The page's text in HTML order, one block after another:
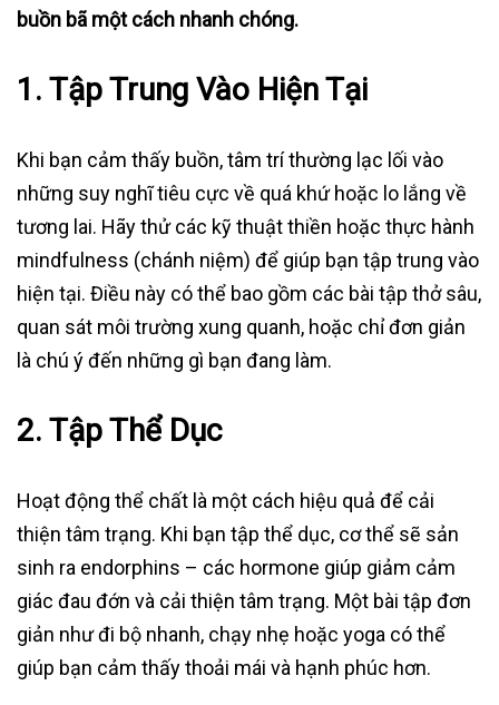
buồn bã một cách nhanh chóng.
1. Tập Trung Vào Hiện Tại
Khi bạn cảm thấy buồn, tâm trí thường lạc lối vào
những suy nghĩ tiêu cực về quá khứ hoặc lo lắng về
tương lai. Hãy thử các kỹ thuật thiền hoặc thực hành
mindfulness (chánh niệm) để giúp bạn tập trung vào
hiện tại. Điều này có thể bao gồm các bài tập thở sâu,
quan sát môi trường xung quanh, hoặc chỉ đơn giản
là chú ý đến những gì bạn đang làm.
2. Tập Thể Dục
Hoạt động thể chất là một cách hiệu quả để cải
thiện tâm trạng. Khi bạn tập thể dục, cơ thể sẽ sản
sinh ra endorphins – các hormone giúp giảm cảm
giác đau đớn và cải thiện tâm trạng. Một bài tập đơn
giản như đi bộ nhanh, chạy nhẹ hoặc yoga có thể
giúp bạn cảm thấy thoải mái và hạnh phúc hơn.